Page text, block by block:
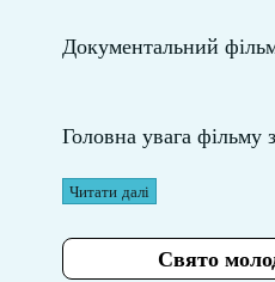
Документальний
Головна увага фільму
Читати далі
Свято